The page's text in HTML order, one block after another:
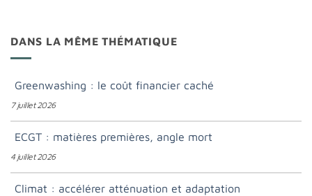
DANS LA MÊME THÉMATIQUE
Greenwashing : le coût financier caché
7 juillet 2026
ECGT : matières premières, angle mort
4 juillet 2026
Climat : accélérer atténuation et adaptation